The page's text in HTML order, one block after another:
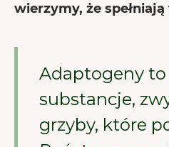
wierzymy, że
Adaptogeny
substancje,
grzyby, które